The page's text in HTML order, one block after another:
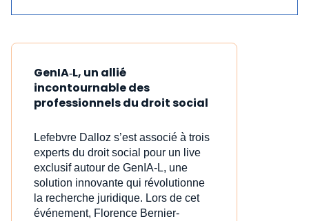
GenIA‑L, un allié
incontournable des
professionnels du droit social
Lefebvre Dalloz s’est associé à trois
experts du droit social pour un live
exclusif autour de GenIA‑L, une
solution innovante qui révolutionne
la recherche juridique. Lors de cet
événement, Florence Bernier-